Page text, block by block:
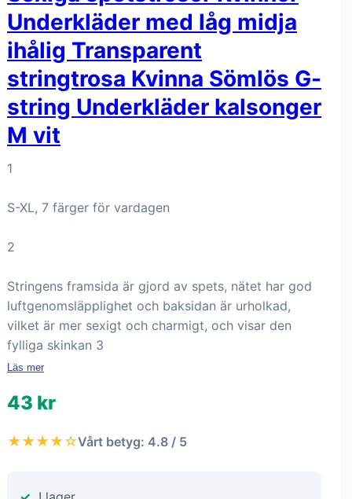
Underkläder med låg midja
ihålig Transparent
stringtrosa Kvinna Sömlös G-
string Underkläder kalsonger
M vit
1
S-XL, 7 färger för vardagen
2
Stringens framsida är gjord av spets, nätet har god
luftgenomsläpplighet och baksidan är urholkad,
vilket är mer sexigt och charmigt, och visar den
fylliga skinkan 3
Läs mer
43 kr
★★★★☆Vårt betyg: 4.8 / 5